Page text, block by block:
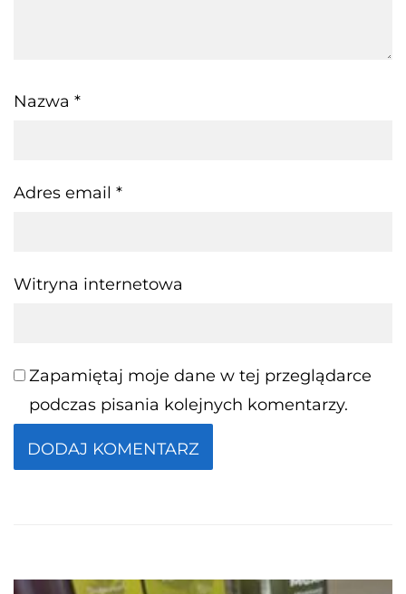
Nazwa *
Adres email *
Witryna internetowa
Zapamiętaj moje dane w tej przeglądarce
podczas pisania kolejnych komentarzy.